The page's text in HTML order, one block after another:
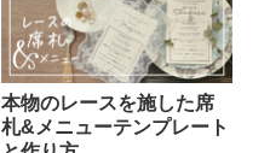
本物のレースを施した席
札&メニューテンプレート